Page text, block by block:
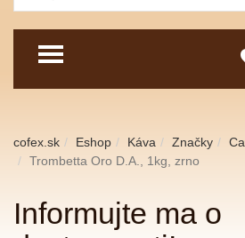
TOGGLE MENU
cofex.sk Eshop Káva Značky
Trombetta Oro D.A., 1kg, zrno
Informujte ma o